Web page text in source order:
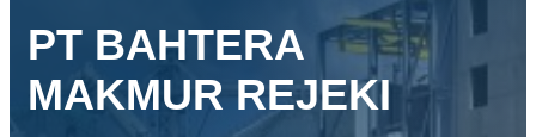
PT BAHTERA
MAKMUR REJEKI